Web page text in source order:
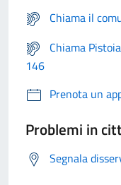
Chiama il
Chiama
146
Prenota un
Problemi in
Segnala